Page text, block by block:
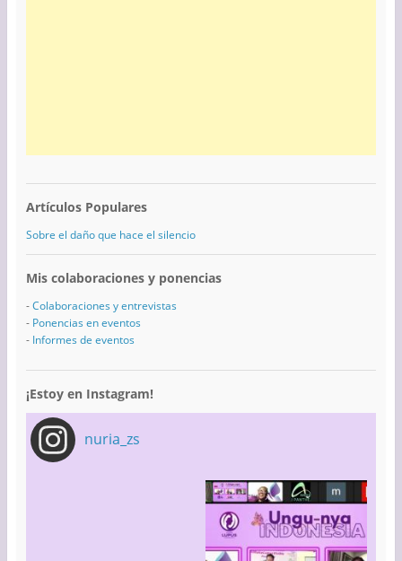
Artículos Populares
Sobre el daño que hace el silencio
Mis colaboraciones y ponencias
-Colaboraciones y entrevistas
- Ponencias en eventos
- Informes de eventos
¡Estoy en Instagram!
nuria_zs